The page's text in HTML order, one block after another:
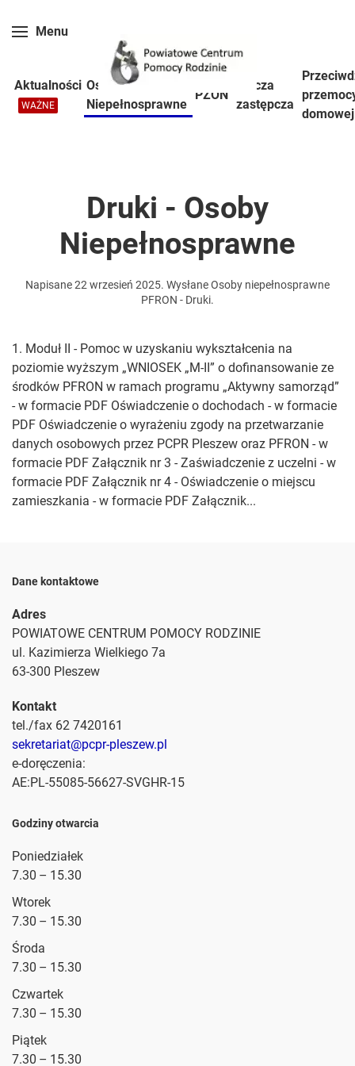
Skip to main content
Menu
Aktualności
WAŻNE
Osoby
Niepełnosprawne
PZON
Piecza
zastępcza
domowej
Druki - Osoby
Niepełnosprawne
Napisane22 wrzesień 2025. WysłaneOsoby niepełnosprawne
PFRON - Druki.
1. Moduł II - Pomoc w uzyskaniu wykształcenia na
poziomie wyższym „WNIOSEK „M-II” o dofinansowanie ze
środków PFRON w ramach programu „Aktywny samorząd”
- w formacie PDF Oświadczenie o dochodach - w formacie
PDF Oświadczenie o wyrażeniu zgody na przetwarzanie
danych osobowych przez PCPR Pleszew oraz PFRON - w
formacie PDF Załącznik nr 3 - Zaświadczenie z uczelni - w
formacie PDF Załącznik nr 4 - Oświadczenie o miejscu
zamieszkania - w formacie PDF Załącznik...
Dane kontaktowe
Adres
POWIATOWE CENTRUM POMOCY RODZINIE
ul. Kazimierza Wielkiego 7a
63-300 Pleszew
Kontakt
tel./fax 62 7420161
sekretariat@pcpr-pleszew.pl
e-doręczenia:
AE:PL-55085-56627-SVGHR-15
Godziny otwarcia
Poniedziałek
7.30 – 15.30
Wtorek
7.30 – 15.30
Środa
7.30 – 15.30
Czwartek
7.30 – 15.30
Piątek
7.30 – 15.30